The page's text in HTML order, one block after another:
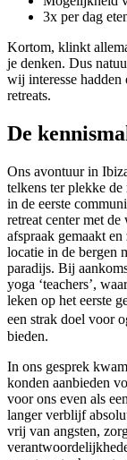
3x per dag
Kortom, klinkt
je denken. Dus
wij interesse
retreats.
De
Ons avontuur in
telkens ter plekke
in de eerste
retreat center met de
afspraak gemaakt
locatie in de bergen
paradijs. Bij
yoga ‘teachers’,
leken op het eerste
een strak doel voor
bieden.
In ons gesprek
konden aanbieden
voor ons even als
langer verblijf
vrij van angsten,